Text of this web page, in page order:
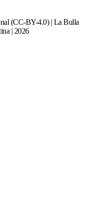
(CC-BY-4.0) | La Bulla
| 2026